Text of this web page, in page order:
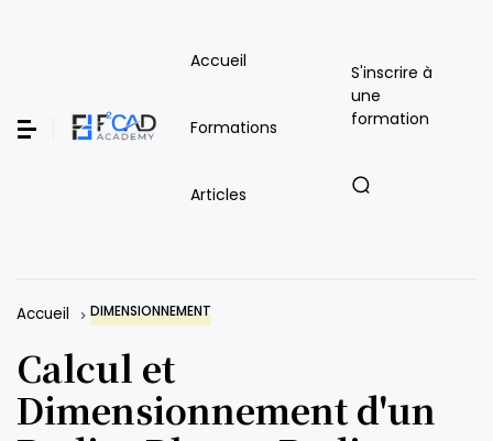
Accueil
Formations
Articles
S'inscrire à
une
formation
Accueil DIMENSIONNEMENT
Calcul et
Dimensionnement d'un